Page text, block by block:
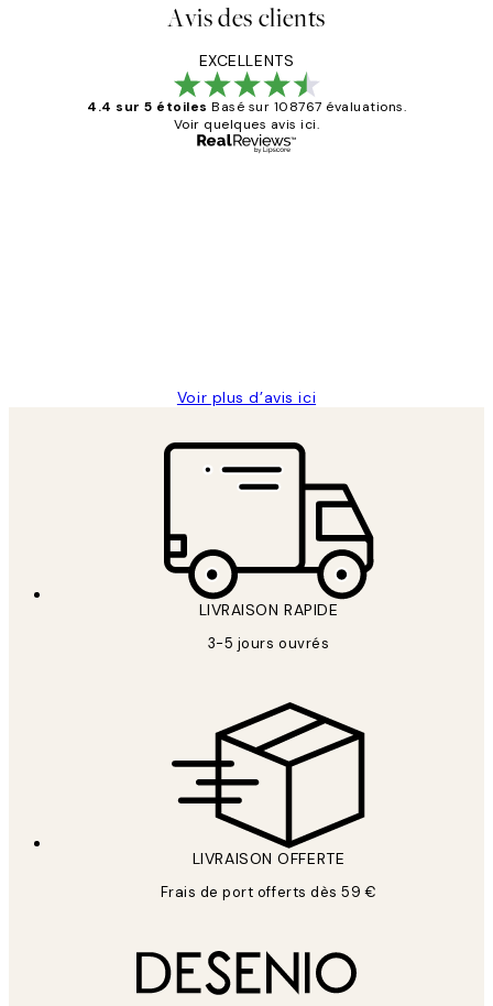
Avis des clients
EXCELLENTS
4.4 sur 5 étoiles Basé sur 108767 évaluations.
Voir quelques avis ici.
Voir plus d’avis ici
LIVRAISON RAPIDE
3-5 jours ouvrés
LIVRAISON OFFERTE
Frais de port offerts dès 59 €